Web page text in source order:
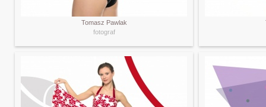
Tomasz Pawlak
fotograf